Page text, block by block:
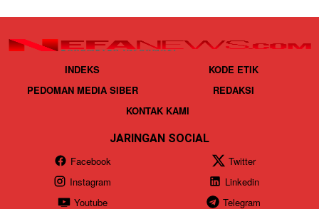
INDEKS
KODE ETIK
PEDOMAN MEDIA SIBER
REDAKSI
KONTAK KAMI
JARINGAN SOCIAL
Facebook
Twitter
Instagram
Linkedin
Youtube
Telegram